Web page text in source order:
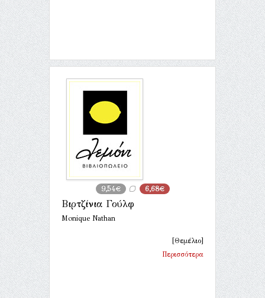
9,54€ 6,68€
Βιρτζίνια Γούλφ
Monique Nathan
[Θεμέλιο]
Περισσότερα